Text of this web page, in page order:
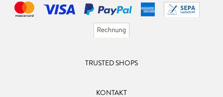
TRUSTED SHOPS
KONTAKT